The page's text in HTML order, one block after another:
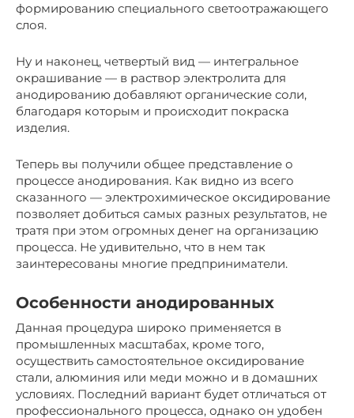
формированию специального светоотражающего
слоя.
Ну и наконец, четвертый вид — интегральное
окрашивание — в раствор электролита для
анодированию добавляют органические соли,
благодаря которым и происходит покраска
изделия.
Теперь вы получили общее представление о
процессе анодирования. Как видно из всего
сказанного — электрохимическое оксидирование
позволяет добиться самых разных результатов, не
тратя при этом огромных денег на организацию
процесса. Не удивительно, что в нем так
заинтересованы многие предприниматели.
Особенности анодированных
Данная процедура широко применяется в
промышленных масштабах, кроме того,
осуществить самостоятельное оксидирование
стали, алюминия или меди можно и в домашних
условиях. Последний вариант будет отличаться от
профессионального процесса, однако он удобен